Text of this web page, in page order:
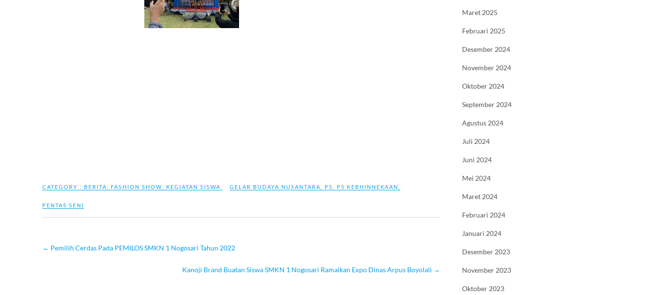
CATEGORY : BERITA FASHION SHOW KEGIATAN SISWA GELAR BUDAYA NUSANTARA P5 P5 KEBHINNEKAAN
PENTAS SENI
← Pemilih Cerdas Pada PEMILOS SMKN 1 Nogosari Tahun 2022
Kanoji Brand Buatan Siswa SMKN 1 Nogosari Ramaikan Expo Dinas Arpus Boyolali →
Maret 2025
Februari 2025
Desember 2024
November 2024
Oktober 2024
September 2024
Agustus 2024
Juli 2024
Juni 2024
Mei 2024
Maret 2024
Februari 2024
Januari 2024
Desember 2023
November 2023
Oktober 2023